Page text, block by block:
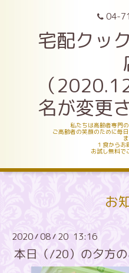
04-
宅配クッ
（
名が変更
私たちは高齢者専門
ご高齢者の笑顔のために毎
１食からお
お試し無料で
お
2020/08/ 20 13:16
本日（/20）の夕方の